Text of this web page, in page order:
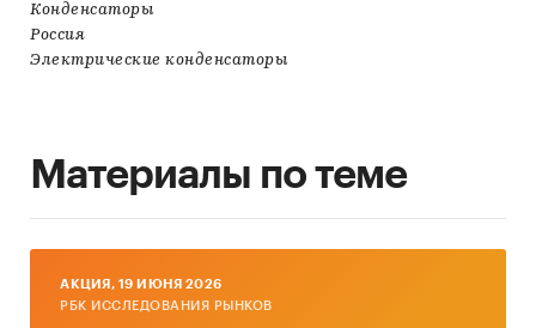
Конденсаторы
Россия
Электрические конденсаторы
Материалы по теме
AКЦИЯ, 19 ИЮНЯ 2026
РБК ИССЛЕДОВАНИЯ РЫНКОВ